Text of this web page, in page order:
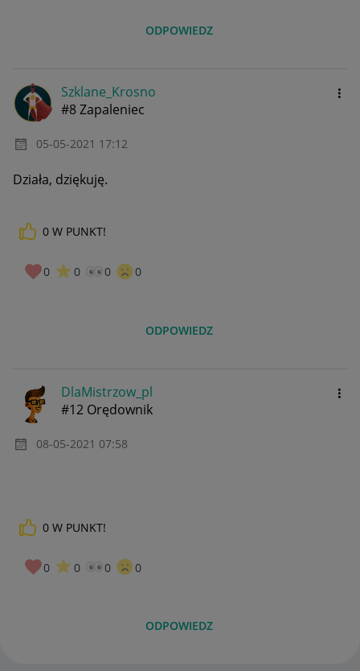
ODPOWIEDZ
Szklane_Krosno
#8 Zapaleniec
‎05-05-2021 17:12
Działa, dziękuję.
0 W PUNKT!
0 0 0 0
ODPOWIEDZ
DlaMistrzow_pl
#12 Orędownik
‎08-05-2021 07:58
0 W PUNKT!
0 0 0 0
ODPOWIEDZ